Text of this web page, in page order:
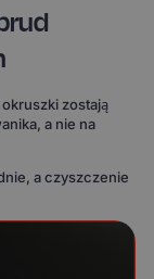
zostają
a nie na
a czyszczenie